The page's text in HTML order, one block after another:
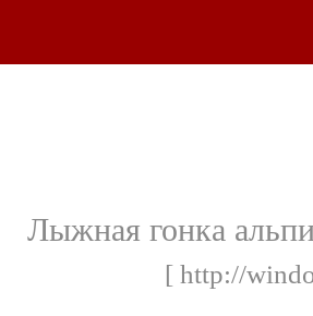
Лыжная гонка
[ http://